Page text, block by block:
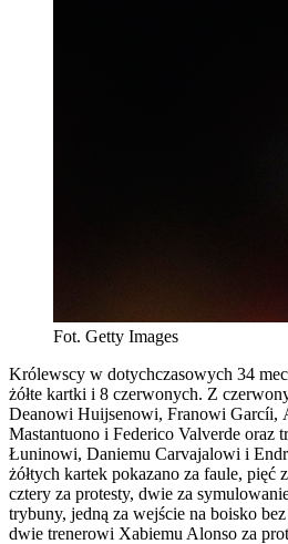
Fot. Getty Images
Królewscy w dotychczasowych 34
żółte kartki i 8 czerwonych. Z
Deanowi Huijsenowi, Franowi Garcíi,
Mastantuono i Federico Valverde oraz
Łuninowi, Daniemu Carvajalowi i
żółtych kartek pokazano za faule, pięć
cztery za protesty, dwie za
trybuny, jedną za wejście na boisko
dwie trenerowi Xabiemu Alonso za